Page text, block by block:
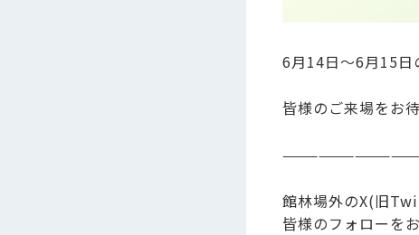
6月14日～6月15日
皆様のご来場をお
館林場外のX(旧
皆様のフォローを